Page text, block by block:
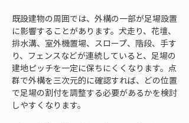
既設建物の周囲では、外構の一部が足場設置
に影響することがあります。犬走り、花壇、
排水溝、室外機置場、スロープ、階段、手す
り、フェンスなどが連続していると、足場の
建地ピッチを一定に保ちにくくなります。点
群で外構を三次元的に確認すれば、どの位置
で足場の割付を調整する必要があるかを検討
しやすくなります。